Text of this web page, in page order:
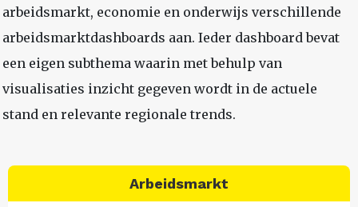
arbeidsmarkt, economie en onderwijs verschillende
arbeidsmarktdashboards aan. Ieder dashboard bevat
een eigen subthema waarin met behulp van
visualisaties inzicht gegeven wordt in de actuele
stand en relevante regionale trends.
Arbeidsmarkt